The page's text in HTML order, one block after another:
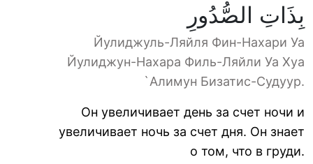
بِذَاتِ الصُّدُورِ
Йулиджуль-Ляйля Фин-Нахари Уа
Йулиджун-Нахара Филь-Ляйли Уа Хуа
`Алимун Бизатис-Судуур.
Он увеличивает день за счет ночи и
увеличивает ночь за счет дня. Он знает
о том, что в груди.